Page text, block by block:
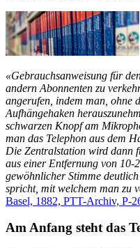
«Gebrauchsanweisung für
andern Abonnenten zu
angerufen, indem man, ohne
Aufhängehaken
schwarzen Knopf am
man das Telephon aus dem
Die Zentralstation wird dann
aus einer Entfernung von 10-
gewöhnlicher Stimme
spricht, mit welchem man zu
Basel, 1882, PTT-Archiv, P-
Am Anfang steht das